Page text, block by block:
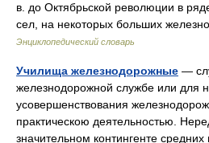
в. до Октябрьской революции в
сел, на некоторых больших
Энциклопедический словарь
Училища железнодорожные —
железнодорожной службе или для
усовершенствования
практическою деятельностью.
значительном контингенте